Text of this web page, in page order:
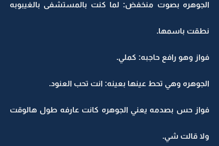
الجوهره بصوت منخفض: لما كنت بالمستشفى بالغيبوبه
نطقت باسمها.
فواز وهو رافع حاجبه: كملي.
الجوهره وهي تحط عينها بعينه: انت تحب العنود.
فواز حس بصدمه يعني الجوهره كانت عارفه طول هالوقت
ولا قالت شي.